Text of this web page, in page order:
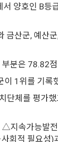
양호인 B
산군, 예산
분은 78.82
이 1위를 기록
체를 평가
△지속가능
회적 필요성